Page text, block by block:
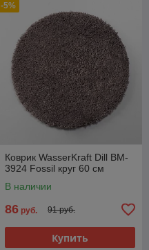
-5%
Коврик WasserKraft Dill BM-
3924 Fossil круг 60 см
В наличии
86 руб. 91 руб.
Купить